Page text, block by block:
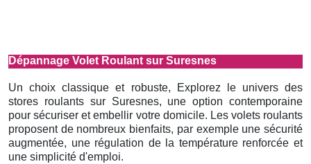
Dépannage Volet Roulant sur Suresnes
Un choix classique et robuste, Explorez le univers des
stores roulants sur Suresnes, une option contemporaine
pour sécuriser et embellir votre domicile. Les volets roulants
proposent de nombreux bienfaits, par exemple une sécurité
augmentée, une régulation de la température renforcée et
une simplicité d'emploi.